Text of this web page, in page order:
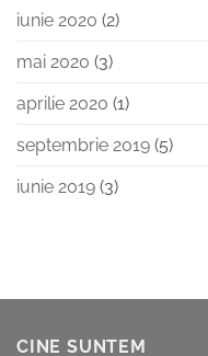
iunie 2020 (2)
mai 2020 (3)
aprilie 2020 (1)
septembrie 2019 (5)
iunie 2019 (3)
CINE SUNTEM